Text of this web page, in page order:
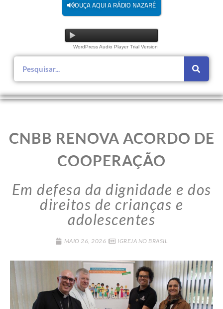
OUÇA AQUI A RÁDIO NAZARÉ
WordPress Audio Player Trial Version
CNBB RENOVA ACORDO DE
COOPERAÇÃO
Em defesa da dignidade e dos
direitos de crianças e
adolescentes
MAIO 26, 2026 IGREJA NO BRASIL